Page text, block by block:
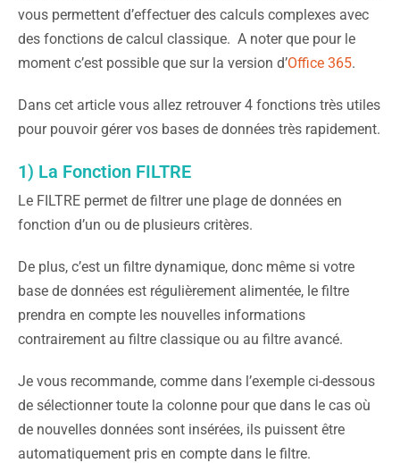
vous permettent d’effectuer des calculs complexes avec
des fonctions de calcul classique. A noter que pour le
moment c’est possible que sur la version d’Office 365.
Dans cet article vous allez retrouver 4 fonctions très utiles
pour pouvoir gérer vos bases de données très rapidement.
1) La Fonction FILTRE
Le FILTRE permet de filtrer une plage de données en
fonction d’un ou de plusieurs critères.
De plus, c’est un filtre dynamique, donc même si votre
base de données est régulièrement alimentée, le filtre
prendra en compte les nouvelles informations
contrairement au filtre classique ou au filtre avancé.
Je vous recommande, comme dans l’exemple ci-dessous
de sélectionner toute la colonne pour que dans le cas où
de nouvelles données sont insérées, ils puissent être
automatiquement pris en compte dans le filtre.